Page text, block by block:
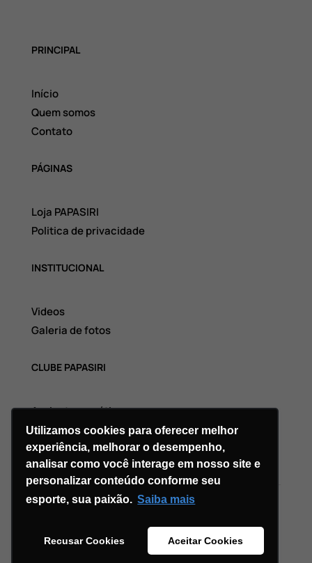
Utilizamos cookies para oferecer melhor
experiência, melhorar o desempenho,
analisar como você interage em nosso site e
personalizar conteúdo conforme seu
esporte, sua paixão. Saiba mais
Recusar Cookies Aceitar Cookies
PRINCIPAL
Início
Quem somos
Contato
PÁGINAS
Loja PAPASIRI
Politica de privacidade
INSTITUCIONAL
Videos
Galeria de fotos
CLUBE PAPASIRI
Assinatura grátis